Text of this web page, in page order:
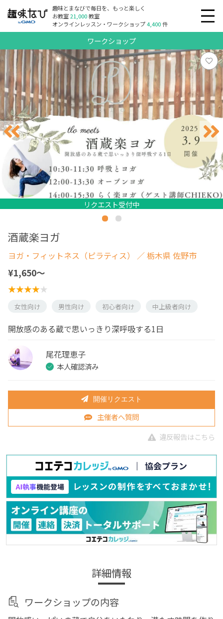
趣味とまなびで毎日を、もっと楽しく
お教室21,000教室
オンラインレッスン・ワークショップ4,400件
ワークショップ
リクエスト受付中
リクエスト受付中
リクエスト受付中
酒蔵楽ヨガ
ヨガ・フィットネス（ピラティス） ／ 栃木県 佐野市
¥1,650〜
女性向け 男性向け 初心者向け 中上級者向け
開放感のある蔵で思いっきり深呼吸する1日
尾花理恵子
本人確認済み
開催リクエスト
主催者へ質問
違反報告はこちら
詳細情報
ワークショップの内容